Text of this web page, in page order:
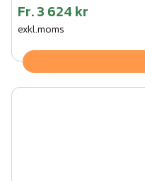
Fr.3 624 kr
exkl.moms